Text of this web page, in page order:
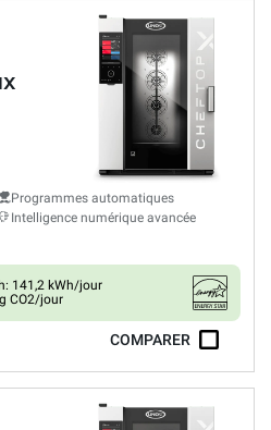
Programmes automatiques
Intelligence numérique avancée
141,2 kWh/jour
CO2/jour
COMPARER